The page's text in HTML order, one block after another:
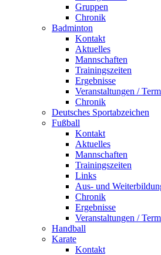
Gruppen
Chronik
Badminton
Kontakt
Aktuelles
Mannschaften
Trainingszeiten
Ergebnisse
Veranstaltungen /
Chronik
Deutsches Sportabzeichen
Fußball
Kontakt
Aktuelles
Mannschaften
Trainingszeiten
Links
Aus- und
Chronik
Ergebnisse
Veranstaltungen /
Handball
Karate
Kontakt